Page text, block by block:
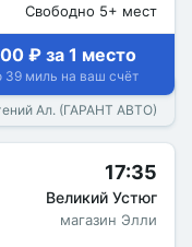
Свободно 5+ мест
₽ за 1 место
39 миль на ваш счёт
Ал. (ГАРАНТ АВТО)
17:35
Великий Устюг
магазин Элли